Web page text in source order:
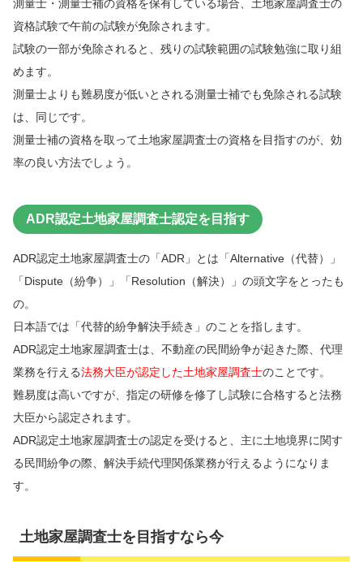
測量士・測量士補の資格を保有している場合、土地家屋調査士の
資格試験で午前の試験が免除されます。
試験の一部が免除されると、残りの試験範囲の試験勉強に取り組
めます。
測量士よりも難易度が低いとされる測量士補でも免除される試験
は、同じです。
測量士補の資格を取って土地家屋調査士の資格を目指すのが、効
率の良い方法でしょう。
ADR認定土地家屋調査士認定を目指す
ADR認定土地家屋調査士の「ADR」とは「Alternative（代替）」
「Dispute（紛争）」「Resolution（解決）」の頭文字をとったも
の。
日本語では「代替的紛争解決手続き」のことを指します。
ADR認定土地家屋調査士は、不動産の民間紛争が起きた際、代理
業務を行える法務大臣が認定した土地家屋調査士のことです。
難易度は高いですが、指定の研修を修了し試験に合格すると法務
大臣から認定されます。
ADR認定土地家屋調査士の認定を受けると、主に土地境界に関す
る民間紛争の際、解決手続代理関係業務が行えるようになりま
す。
土地家屋調査士を目指すなら今